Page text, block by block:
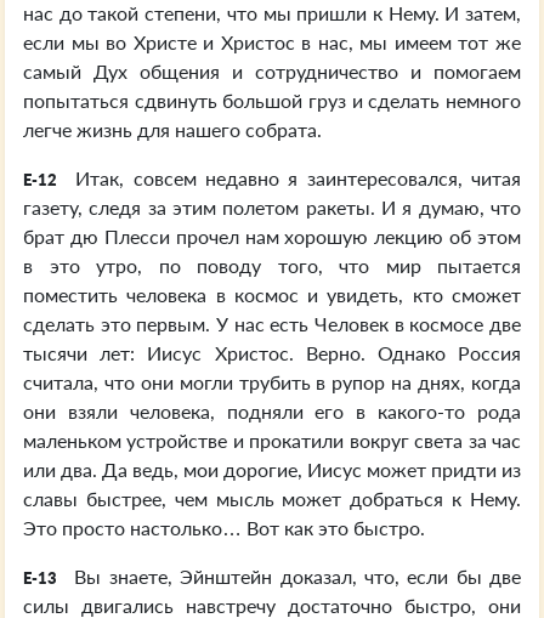
нас до такой степени, что мы пришли к Нему. И затем,
если мы во Христе и Христос в нас, мы имеем тот же
самый Дух общения и сотрудничество и помогаем
попытаться сдвинуть большой груз и сделать немного
легче жизнь для нашего собрата.
E-12
Итак, совсем недавно я заинтересовался, читая
газету, следя за этим полетом ракеты. И я думаю, что
брат дю Плесси прочел нам хорошую лекцию об этом
в это утро, по поводу того, что мир пытается
поместить человека в космос и увидеть, кто сможет
сделать это первым. У нас есть Человек в космосе две
тысячи лет: Иисус Христос. Верно. Однако Россия
считала, что они могли трубить в рупор на днях, когда
они взяли человека, подняли его в какого-то рода
маленьком устройстве и прокатили вокруг света за час
или два. Да ведь, мои дорогие, Иисус может придти из
славы быстрее, чем мысль может добраться к Нему.
Это просто настолько… Вот как это быстро.
E-13
Вы знаете, Эйнштейн доказал, что, если бы две
силы двигались навстречу достаточно быстро, они